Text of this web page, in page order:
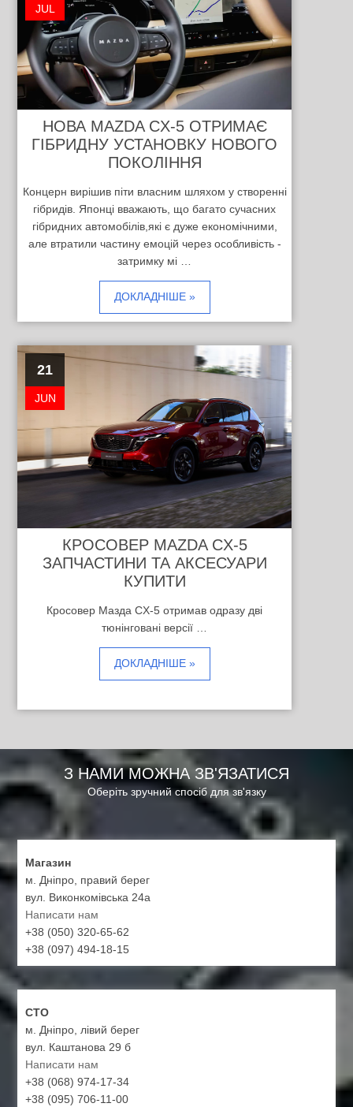
JUL
НОВА MAZDA CX-5 ОТРИМАЄ
ГІБРИДНУ УСТАНОВКУ НОВОГО
ПОКОЛІННЯ
Концерн вирішив піти власним шляхом у створенні
гібридів. Японці вважають, що багато сучасних
гібридних автомобілів,які є дуже економічними,
але втратили частину емоцій через особливість -
затримку мі …
ДОКЛАДНІШЕ »
21
JUN
КРОСОВЕР MAZDA CX-5
ЗАПЧАСТИНИ ТА АКСЕСУАРИ
КУПИТИ
Кросовер Мазда CX-5 отримав одразу дві
тюнінговані версії …
ДОКЛАДНІШЕ »
З НАМИ МОЖНА ЗВ'ЯЗАТИСЯ
Оберіть зручний спосіб для зв'язку
Магазин
м. Дніпро, правий берег
вул. Виконкомівська 24а
Написати нам
+38 (050) 320-65-62
+38 (097) 494-18-15
СТО
м. Дніпро, лівий берег
вул. Каштанова 29 б
Написати нам
+38 (068) 974-17-34
+38 (095) 706-11-00